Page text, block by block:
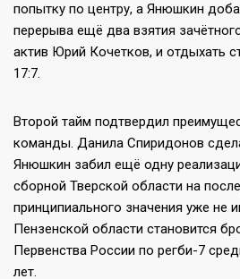
попытку по центру, а Янюшкин
перерыва ещё два взятия
актив Юрий Кочетков, и отдыхать
17:7.
Второй тайм подтвердил
команды. Данила Спиридонов
Янюшкин забил ещё одну
сборной Тверской области на
принципиального значения уже не
Пензенской области становится
Первенства России по регби-7
лет.